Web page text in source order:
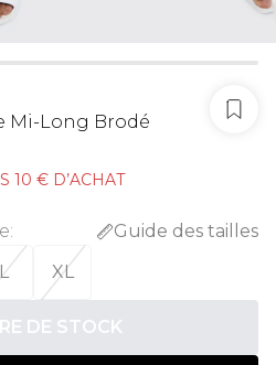
Mi-Long Brodé
10 € D’ACHAT
:
Guide des tailles
L XL
DE STOCK